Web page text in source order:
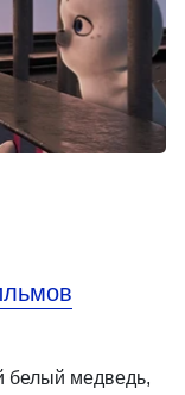
белый медведь,